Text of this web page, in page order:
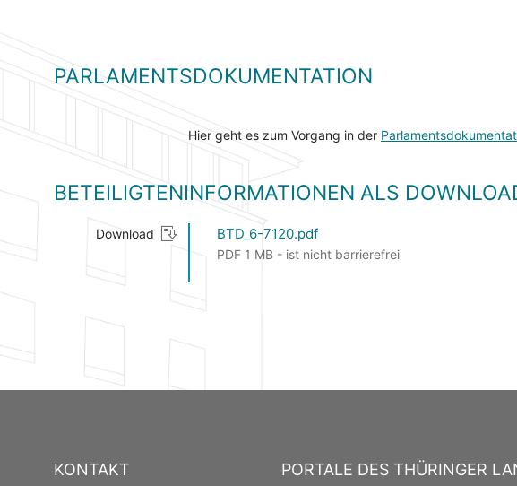
PARLAMENTSDOKUMENTATION
Hier geht es zum Vorgang in der
BETEILIGTENINFORMATIONEN ALS
Download BTD_6-7120.pdf
PDF 1 MB - ist nicht barrierefrei
KONTAKT PORTALE DES THÜRINGER